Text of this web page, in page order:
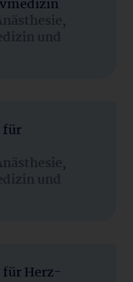
und
für
und
für Herz-